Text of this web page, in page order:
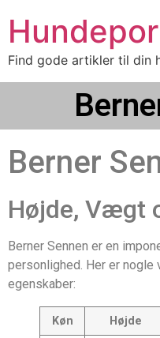
Find gode artikler til din
Berner
Højde, Vægt
Berner Sennen er en
personlighed. Her er
egenskaber:
Køn Højde